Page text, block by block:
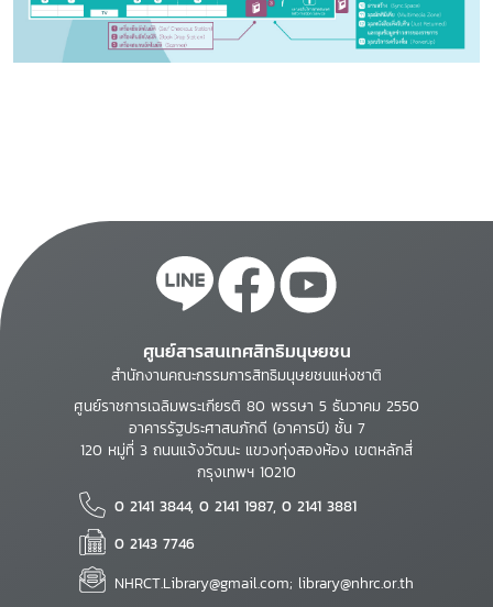
ศูนย์สารสนเทศสิทธิมนุษยชน
สำนักงานคณะกรรมการสิทธิมนุษยชนแห่งชาติ
ศูนย์ราชการเฉลิมพระเกียรติ 80 พรรษา 5 ธันวาคม 2550
อาคารรัฐประศาสนภักดี (อาคารบี) ชั้น 7
120 หมู่ที่ 3 ถนนแจ้งวัฒนะ แขวงทุ่งสองห้อง เขตหลักสี่
กรุงเทพฯ 10210
0 2141 3844, 0 2141 1987, 0 2141 3881
0 2143 7746
NHRCT.Library@gmail.com; library@nhrc.or.th